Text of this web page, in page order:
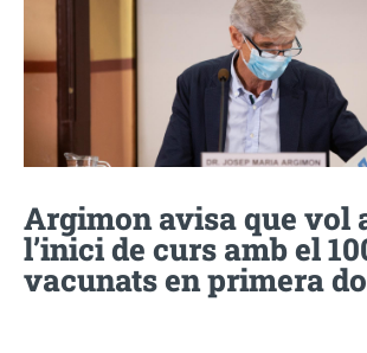
Argimon avisa que vol
l’inici de curs amb el
vacunats en primera